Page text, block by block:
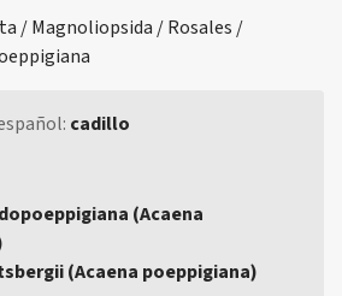
/ Magnoliopsida / Rosales /
cadillo
(Acaena
(Acaena poeppigiana)